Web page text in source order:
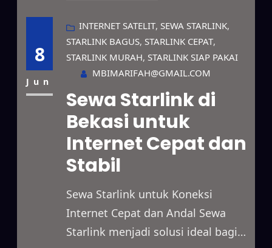
berbagai kondisi. Layanan ini
dapat dimanfaatkan untuk
kebutuhan perusahaan, pekerjaan
lapangan, penyelenggaraan acara,
hingga penggunaan pribadi
dengan pilihan masa sewa yang
fleksibel. Selain itu, Starlink
mampu menjangkau daerah
yang…
8
Jun
INTERNET SATELIT, SEWA STARLINK
STARLINK BAGUS, STARLINK CEPAT
STARLINK MURAH, STARLINK SIAP PAKAI
MBIMARIFAH@GMAIL.COM
Sewa Starlink di
Bekasi untuk
Internet Cepat dan
Stabil
Sewa Starlink untuk Koneksi
Internet Cepat dan Andal Sewa
Starlink menjadi solusi ideal bagi